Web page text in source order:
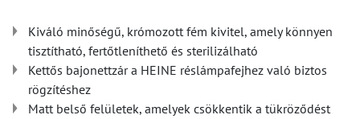
Kiváló minőségű, krómozott fém kivitel, amely könnyen
tisztítható, fertőtleníthető és sterilizálható
Kettős bajonettzár a HEINE réslámpafejhez való biztos
rögzítéshez
Matt belső felületek, amelyek csökkentik a tükröződést